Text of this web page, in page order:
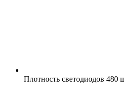
Плотность светодиодов 480